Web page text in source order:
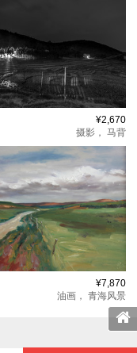
¥2,670
摄影， 马背
¥7,870
油画， 青海风景